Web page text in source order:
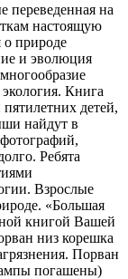
переведенная на
настоящую
природе
и эволюция
Книга
детей,
найдут в
Ребята
Взрослые
«Большая
книгой Вашей
низ корешка
Порван
погашены)